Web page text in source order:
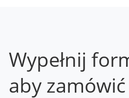
Wypełnij
aby zamówić